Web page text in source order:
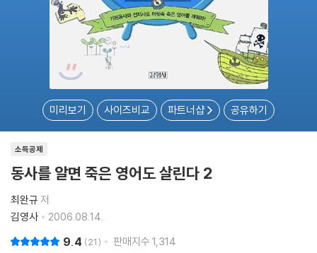
미리보기 사이즈비교 파트너샵 공유하기
소득공제
동사를 알면 죽은 영어도 살린다 2
최완규 저
김영사
2006.08.14.
9.4 21 판매지수 1,314